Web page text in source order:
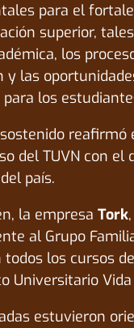
para el
superior,
los
y las
los
reafirmó
del TUVN con el
país.
la empresaTork,
al Grupo
todos los cursos
Universitario
estuvieron